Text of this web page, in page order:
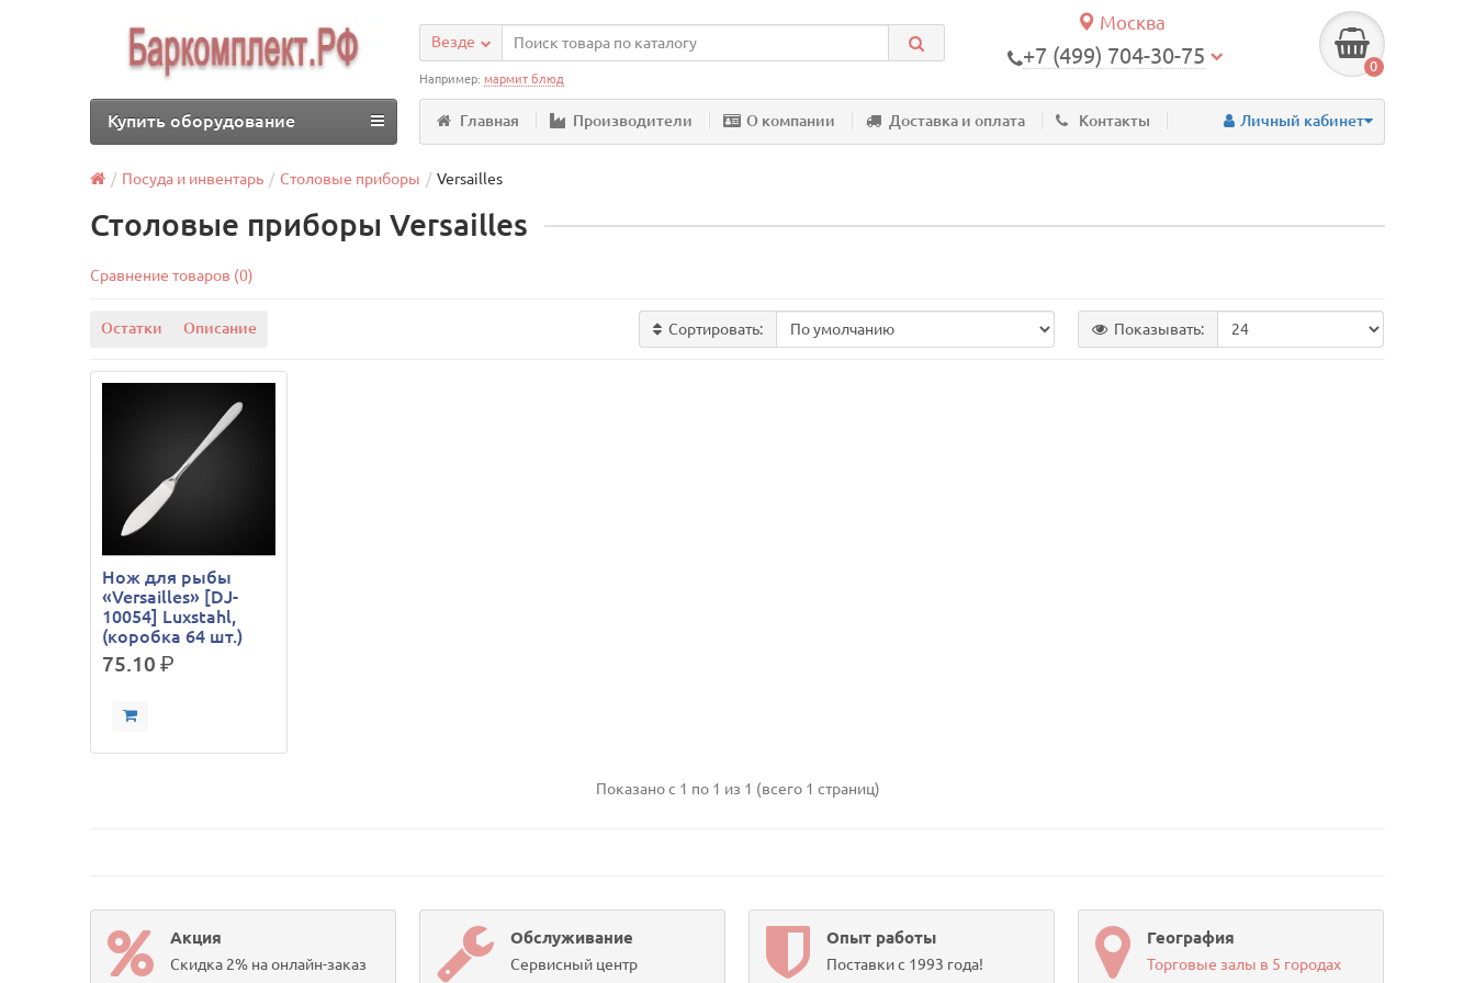
Москва
+7 (499) 704-30-75 0
Везде
Например:мармит блюд
Главная Производители О компании Доставка и оплата Контакты Личный кабинет
Купить оборудование
Посуда и инвентарь Столовые приборы Versailles
Столовые приборы Versailles
Сравнение товаров (0)
Остатки Описание Сортировать: Показывать:
Нож для рыбы
«Versailles» [DJ-
10054] Luxstahl,
(коробка 64 шт.)
75.10р.
Показано с 1 по 1 из 1 (всего 1 страниц)
Акция
Скидка 2% на онлайн-заказ
Обслуживание
Сервисный центр
Опыт работы
Поставки с 1993 года!
География
Торговые залы в 5 городах